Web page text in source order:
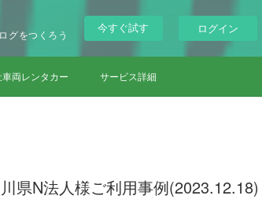
グをつくろう
今すぐ試す ログイン
両レンタカー サービス詳細
県N法人様ご利用事例(2023.12.18)